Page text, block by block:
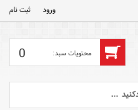
ورود ثبت‌ نام
0